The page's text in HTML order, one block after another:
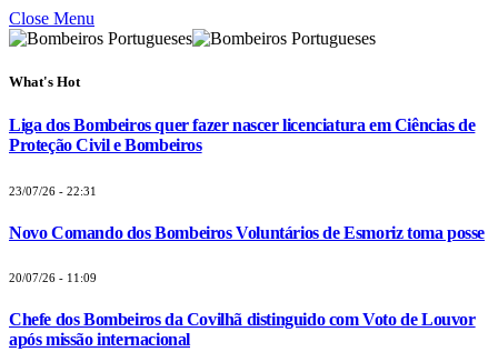
Close Menu
What's Hot
Liga dos Bombeiros quer fazer nascer licenciatura em Ciências de
Proteção Civil e Bombeiros
23/07/26 - 22:31
Novo Comando dos Bombeiros Voluntários de Esmoriz toma posse
20/07/26 - 11:09
Chefe dos Bombeiros da Covilhã distinguido com Voto de Louvor
após missão internacional